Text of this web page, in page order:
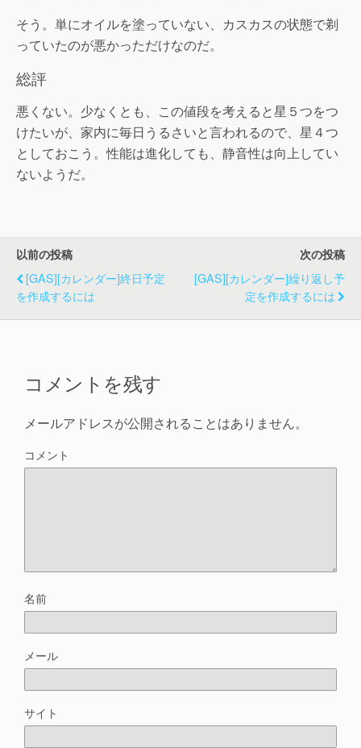
そう。単にオイルを塗っていない、カスカスの状態で剃
っていたのが悪かっただけなのだ。
総評
悪くない。少なくとも、この値段を考えると星５つをつ
けたいが、家内に毎日うるさいと言われるので、星４つ
としておこう。性能は進化しても、静音性は向上してい
ないようだ。
以前の投稿
[GAS][カレンダー]終日予定
を作成するには
次の投稿
[GAS][カレンダー]繰り返し予
定を作成するには
コメントを残す
メールアドレスが公開されることはありません。
コメント
名前
メール
サイト